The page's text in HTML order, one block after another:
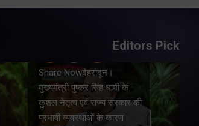
Editors Pick
Share Nowदेहरादून।
मुख्यमंत्री पुष्कर सिंह धामी ने
प्रदेश में शहरी आधारभूत
सुविधाओं के सुदृढ़ीकरण तथा
जीआईएस आधारित जल-निकासी